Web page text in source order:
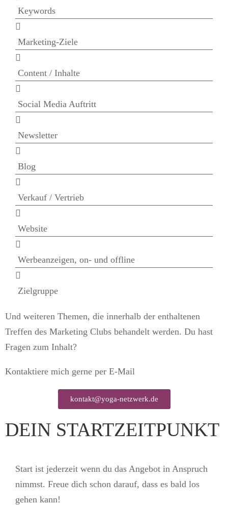
Keywords
Marketing-Ziele
Content / Inhalte
Social Media Auftritt
Newsletter
Blog
Verkauf / Vertrieb
Website
Werbeanzeigen, on- und offline
Zielgruppe
Und weiteren Themen, die innerhalb der enthaltenen
Treffen des Marketing Clubs behandelt werden. Du hast
Fragen zum Inhalt?
Kontaktiere mich gerne per E-Mail
kontakt@yoga-netzwerk.de
DEIN STARTZEITPUNKT
Start ist jederzeit wenn du das Angebot in Anspruch
nimmst. Freue dich schon darauf, dass es bald los
gehen kann!